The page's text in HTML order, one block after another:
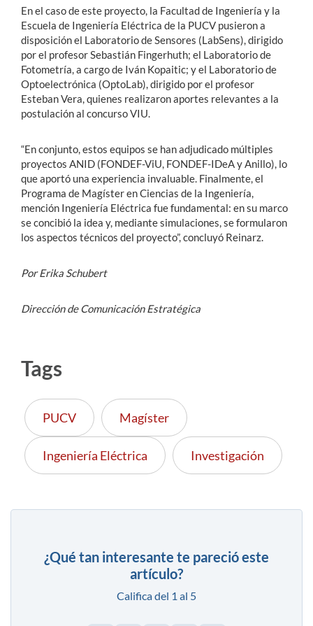
En el caso de este proyecto, la Facultad de Ingeniería y la
Escuela de Ingeniería Eléctrica de la PUCV pusieron a
disposición el Laboratorio de Sensores (LabSens), dirigido
por el profesor Sebastián Fingerhuth; el Laboratorio de
Fotometría, a cargo de Iván Kopaitic; y el Laboratorio de
Optoelectrónica (OptoLab), dirigido por el profesor
Esteban Vera, quienes realizaron aportes relevantes a la
postulación al concurso VIU.
“En conjunto, estos equipos se han adjudicado múltiples
proyectos ANID (FONDEF-ViU, FONDEF-IDeA y Anillo), lo
que aportó una experiencia invaluable. Finalmente, el
Programa de Magíster en Ciencias de la Ingeniería,
mención Ingeniería Eléctrica fue fundamental: en su marco
se concibió la idea y, mediante simulaciones, se formularon
los aspectos técnicos del proyecto”, concluyó Reinarz.
Por Erika Schubert
Dirección de Comunicación Estratégica
Tags
PUCV Magíster
Ingeniería Eléctrica Investigación
¿Qué tan interesante te pareció este
artículo?
Califica del 1 al 5